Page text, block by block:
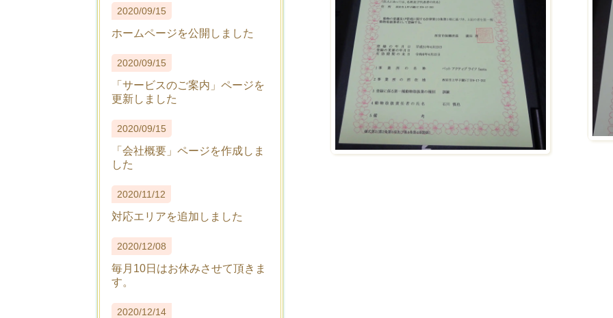
2020/09/15
ホームページを公開しました
2020/09/15
「サービスのご案内」ページを
更新しました
2020/09/15
「会社概要」ページを作成しま
した
2020/11/12
対応エリアを追加しました
2020/12/08
毎月10日はお休みさせて頂きま
す。
2020/12/14